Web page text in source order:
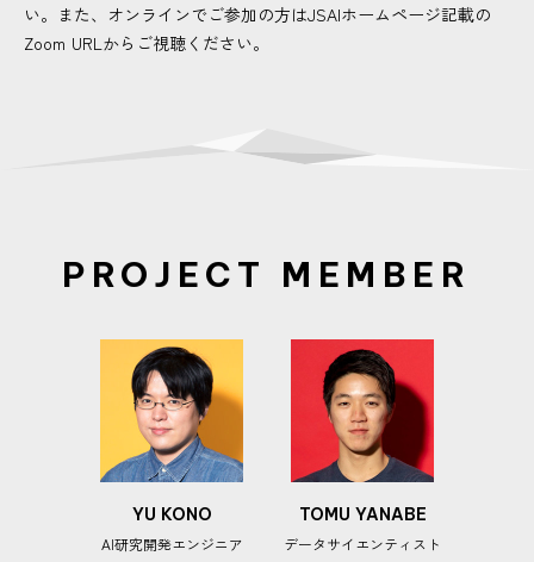
い。また、オンラインでご参加の方はJSAIホームページ記載の
Zoom URLからご視聴ください。
PROJECT MEMBER
YU KONO
AI研究開発エンジニア
TOMU YANABE
データサイエンティスト